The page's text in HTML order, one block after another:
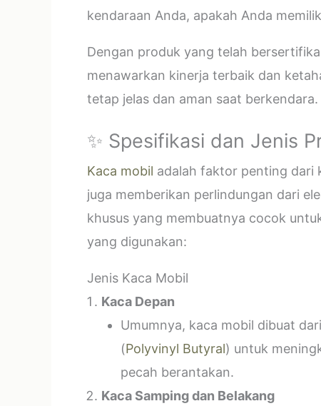
kendaraan Anda, apakah Anda
Dengan produk yang telah
menawarkan kinerja terbaik dan
tetap jelas dan aman saat berkendara.
✨ Spesifikasi dan Jenis
Kaca mobil adalah faktor penting dari
juga memberikan perlindungan dari
khusus yang membuatnya cocok
yang digunakan:
Jenis Kaca Mobil
Kaca Depan
Umumnya, kaca mobil dibuat
(Polyvinyl Butyral) untuk
pecah berantakan.
Kaca Samping dan Belakang